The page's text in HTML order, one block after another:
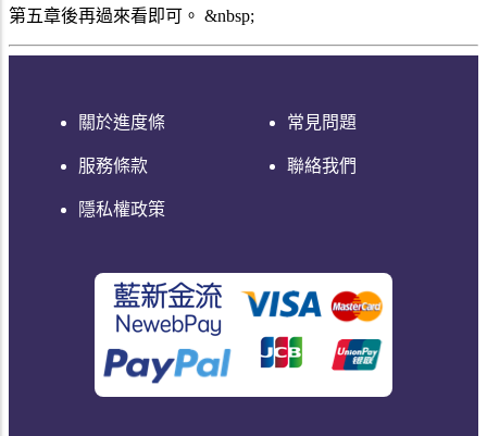
第五章後再過來看即可。 &nbsp;
關於進度條
服務條款
隱私權政策
常見問題
聯絡我們